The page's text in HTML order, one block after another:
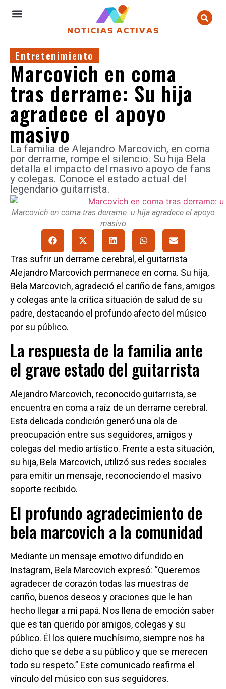
Entretenimiento
Marcovich en coma
tras derrame: Su hija
agradece el apoyo
masivo
La familia de Alejandro Marcovich, en coma
por derrame, rompe el silencio. Su hija Bela
detalla el impacto del masivo apoyo de fans
y colegas. Conoce el estado actual del
legendario guitarrista.
Marcovich en coma tras derrame: u hija agradece el apoyo
masivo
Tras sufrir un derrame cerebral, el guitarrista
Alejandro Marcovich permanece en coma. Su hija,
Bela Marcovich, agradeció el cariño de fans, amigos
y colegas ante la crítica situación de salud de su
padre, destacando el profundo afecto del músico
por su público.
La respuesta de la familia ante
el grave estado del guitarrista
Alejandro Marcovich, reconocido guitarrista, se
encuentra en coma a raíz de un derrame cerebral.
Esta delicada condición generó una ola de
preocupación entre sus seguidores, amigos y
colegas del medio artístico. Frente a esta situación,
su hija, Bela Marcovich, utilizó sus redes sociales
para emitir un mensaje, reconociendo el masivo
soporte recibido.
El profundo agradecimiento de
bela marcovich a la comunidad
Mediante un mensaje emotivo difundido en
Instagram, Bela Marcovich expresó: “Queremos
agradecer de corazón todas las muestras de
cariño, buenos deseos y oraciones que le han
hecho llegar a mi papá. Nos llena de emoción saber
que es tan querido por amigos, colegas y su
público. Él los quiere muchísimo, siempre nos ha
dicho que se debe a su público y que se merecen
todo su respeto.” Este comunicado reafirma el
vínculo del músico con sus seguidores.